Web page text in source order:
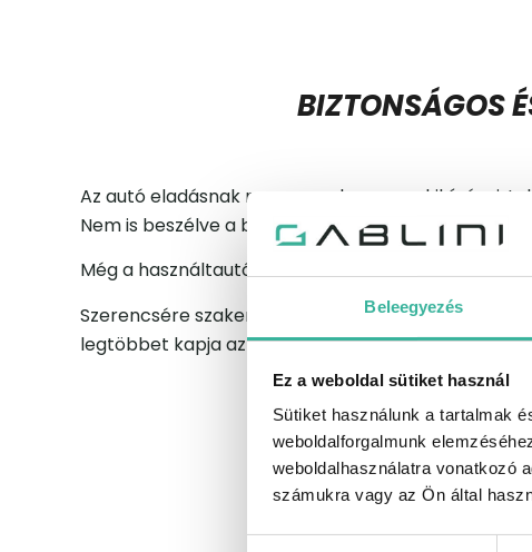
Beleegyezés
Ez a weboldal sütiket használ
Sütiket használunk a tartalmak
weboldalforgalmunk
weboldalhasználatra vonatkozó
számukra vagy az Ön által
BIZTONSÁGOS
Az autó eladásnak megvannak a maga kihívásai.
Nem is beszélve a biztonsági kérdésekről, amelyek
Még a használtautó-weboldalak sem mindig a
Szerencsére szakemberekből álló csapatunk
legtöbbet kapja az eladásból – mindezt alacsony
MIK A